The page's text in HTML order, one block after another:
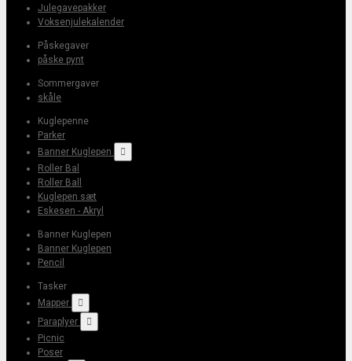
Julegavepakker
Voksenjulekalender
Påskegaver
påske pynt
Sommergaver
skåle
Kuglepenne
Parker
Banner Kuglepen

Roller Bal
Roller Ball
Kuglepen sæt
Eskesen - Akryl
Banner Kuglepen
Banner Kuglepen
Pencil
Tasker
Mapper

Paraplyer

Picnic
Poser